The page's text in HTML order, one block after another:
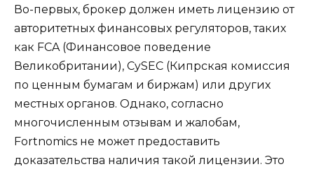
Во-первых, брокер должен иметь лицензию от
авторитетных финансовых регуляторов, таких
как FCA (Финансовое поведение
Великобритании), CySEC (Кипрская комиссия
по ценным бумагам и биржам) или других
местных органов. Однако, согласно
многочисленным отзывам и жалобам,
Fortnomics не может предоставить
доказательства наличия такой лицензии. Это